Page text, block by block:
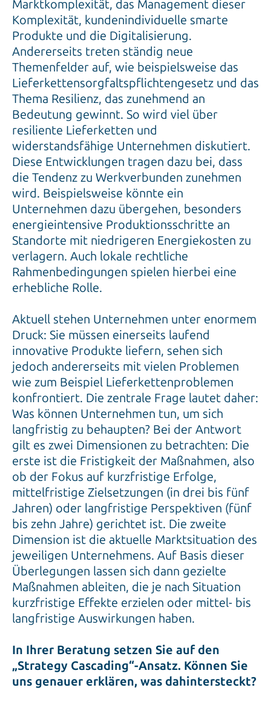
Marktkomplexität, das Management dieser
Komplexität, kundenindividuelle smarte
Produkte und die Digitalisierung.
Andererseits treten ständig neue
Themenfelder auf, wie beispielsweise das
Lieferkettensorgfaltspflichtengesetz und das
Thema Resilienz, das zunehmend an
Bedeutung gewinnt. So wird viel über
resiliente Lieferketten und
widerstandsfähige Unternehmen diskutiert.
Diese Entwicklungen tragen dazu bei, dass
die Tendenz zu Werkverbunden zunehmen
wird. Beispielsweise könnte ein
Unternehmen dazu übergehen, besonders
energieintensive Produktionsschritte an
Standorte mit niedrigeren Energiekosten zu
verlagern. Auch lokale rechtliche
Rahmenbedingungen spielen hierbei eine
erhebliche Rolle.
Aktuell stehen Unternehmen unter enormem
Druck: Sie müssen einerseits laufend
innovative Produkte liefern, sehen sich
jedoch andererseits mit vielen Problemen
wie zum Beispiel Lieferkettenproblemen
konfrontiert. Die zentrale Frage lautet daher:
Was können Unternehmen tun, um sich
langfristig zu behaupten? Bei der Antwort
gilt es zwei Dimensionen zu betrachten: Die
erste ist die Fristigkeit der Maßnahmen, also
ob der Fokus auf kurzfristige Erfolge,
mittelfristige Zielsetzungen (in drei bis fünf
Jahren) oder langfristige Perspektiven (fünf
bis zehn Jahre) gerichtet ist. Die zweite
Dimension ist die aktuelle Marktsituation des
jeweiligen Unternehmens. Auf Basis dieser
Überlegungen lassen sich dann gezielte
Maßnahmen ableiten, die je nach Situation
kurzfristige Effekte erzielen oder mittel- bis
langfristige Auswirkungen haben.
In Ihrer Beratung setzen Sie auf den
„Strategy Cascading“-Ansatz. Können Sie
uns genauer erklären, was dahintersteckt?